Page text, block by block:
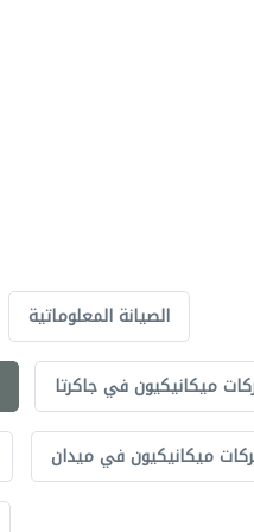
الصيانة المعلوماتية
ميكانيكيون في جاكرتا
ميكانيكيون في ميدان